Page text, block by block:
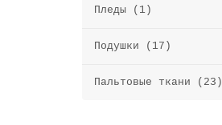
Пледы (1)
Подушки (17)
Пальтовые ткани (23)